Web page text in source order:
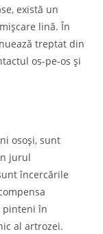
există un
lină. În
treptat din
os-pe-os și
osoși, sunt
jurul
încercările
pinteni în
al artrozei.